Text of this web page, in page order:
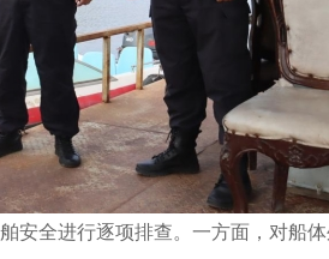
安全进行逐项排查。一方面，对船